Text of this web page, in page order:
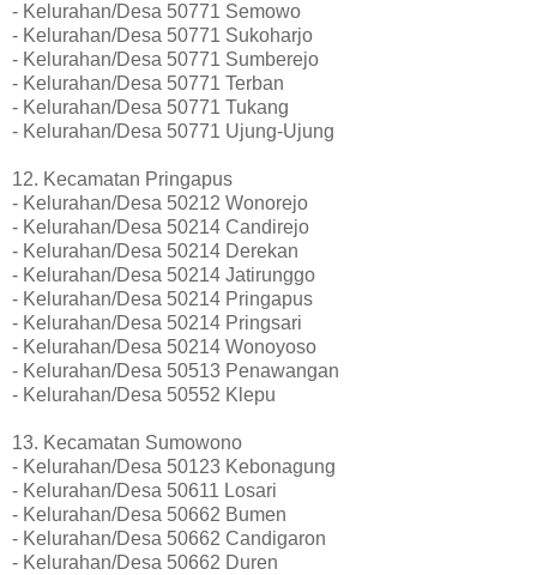
- Kelurahan/Desa 50771 Semowo
- Kelurahan/Desa 50771 Sukoharjo
- Kelurahan/Desa 50771 Sumberejo
- Kelurahan/Desa 50771 Terban
- Kelurahan/Desa 50771 Tukang
- Kelurahan/Desa 50771 Ujung-Ujung
12. Kecamatan Pringapus
- Kelurahan/Desa 50212 Wonorejo
- Kelurahan/Desa 50214 Candirejo
- Kelurahan/Desa 50214 Derekan
- Kelurahan/Desa 50214 Jatirunggo
- Kelurahan/Desa 50214 Pringapus
- Kelurahan/Desa 50214 Pringsari
- Kelurahan/Desa 50214 Wonoyoso
- Kelurahan/Desa 50513 Penawangan
- Kelurahan/Desa 50552 Klepu
13. Kecamatan Sumowono
- Kelurahan/Desa 50123 Kebonagung
- Kelurahan/Desa 50611 Losari
- Kelurahan/Desa 50662 Bumen
- Kelurahan/Desa 50662 Candigaron
- Kelurahan/Desa 50662 Duren